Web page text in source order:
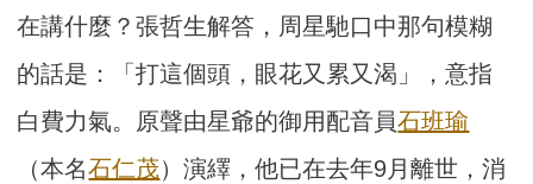
在講什麼？張哲生解答，周星馳口中那句模糊
的話是：「打這個頭，眼花又累又渴」，意指
白費力氣。原聲由星爺的御用配音員石班瑜
（本名石仁茂）演繹，他已在去年9月離世，消